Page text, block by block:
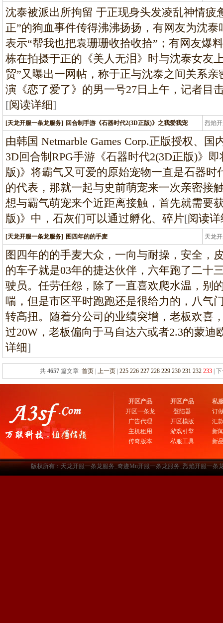
条
沈泰被派出所拘留 于正现身头发凌乱神情疲
正”的狗血事件传得沸沸扬扬，有网友为沈
表示“帮我也把袁珊珊收拾收拾”；有网友爆
栋在拍摄于正的《美人无泪》时与沈泰女友
贸”又曝出一网帖，称于正与沈泰之间关系
演《恋了爱了》的男一号27日上午，记者目
[阅读详细]
[天龙开服一条龙服务] 回合制手游《石器时代2(3D正版)》之我爱我宠 烈焰
龙
由韩国 Netmarble Games Corp.正版授权、
3D回合制RPG手游《石器时代2(3D正版)》
版)》将霸气又可爱的原始宠物一直是石器时
的代表，那就一起与史前萌宠来一次亲密接
想与霸气萌宠来个近距离接触，首先就需要
版)》中，石灰们可以通过孵化、碎片[阅读详
[天龙开服一条龙服务] 图四年的的手麦 天龙
龙
图四年的的手麦大众，一向与耐操，安全，
的车子就是03年的捷达伙伴，六年跑了二十
驶员。任劳任怨，除了一直喜欢爬水温，别
喘，但是市区平时跑跑还是很给力的，八气
转高扭。随着分公司的业绩突增，老板欢喜
过20W，老板偏向于马自达六或者2.3的蒙迪
详细]
共 4657篇文章 首页| 上一页| 225 226 227 228 229 230 231 232 233| 下
开区产品
开区一条龙
广告代理
主机租用
传奇版本
开区产品
登陆器
开区模版
游戏引擎
私服工具
私
订
汇
新
新
版权所有：天龙开服一条龙服务_奇迹Mu开服一条龙服务_烈焰开服一条